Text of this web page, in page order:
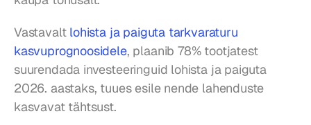
Vastavalt lohista ja paiguta tarkvaraturu
kasvuprognoosidele, plaanib 78% tootjatest
suurendada investeeringuid lohista ja paiguta
2026. aastaks, tuues esile nende lahenduste
kasvavat tähtsust.